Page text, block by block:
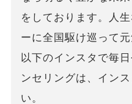
をしております。人
ーに全国駆け巡って
以下のインスタで毎
ンセリングは、イン
い。